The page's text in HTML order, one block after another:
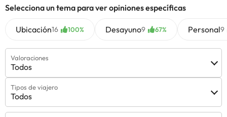
Selecciona un tema para ver opiniones específicas
Ubicación16 100% Desayuno9 67% Personal9
Valoraciones
Todos
Tipos de viajero
Todos